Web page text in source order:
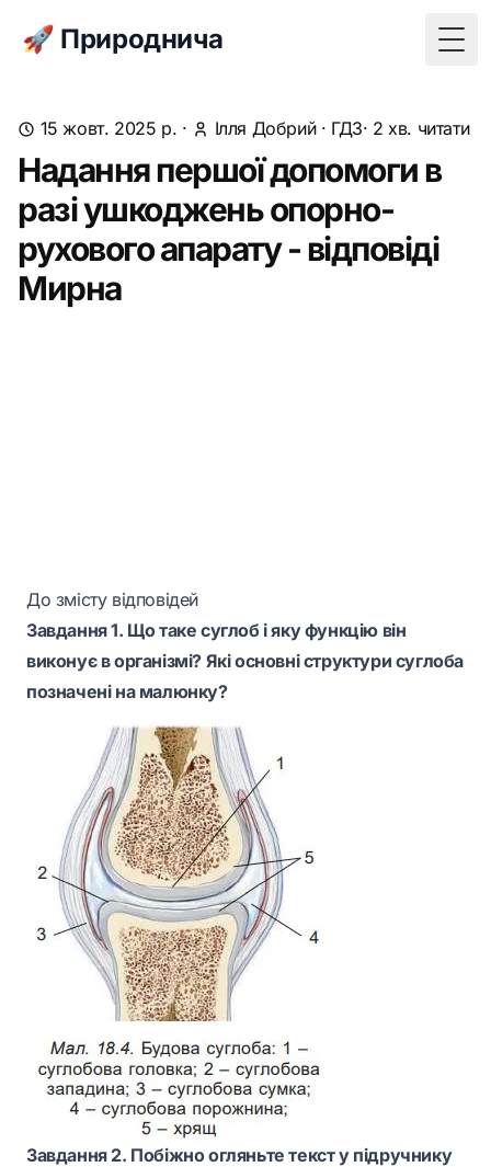
🚀 Природнича
15 жовт. 2025 р. · Ілля Добрий· ГДЗ· 2 хв. читати
Надання першої допомоги в
разі ушкоджень опорно-
рухового апарату - відповіді
Мирна
До змісту відповідей
Завдання 1. Що таке суглоб і яку функцію він
виконує в організмі? Які основні структури суглоба
позначені на малюнку?
Завдання 2. Побіжно огляньте текст у підручнику